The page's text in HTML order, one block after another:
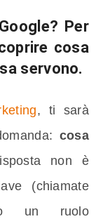
Per
cosa
servono.
, ti sarà
cosa
non è
(chiamate
un ruolo